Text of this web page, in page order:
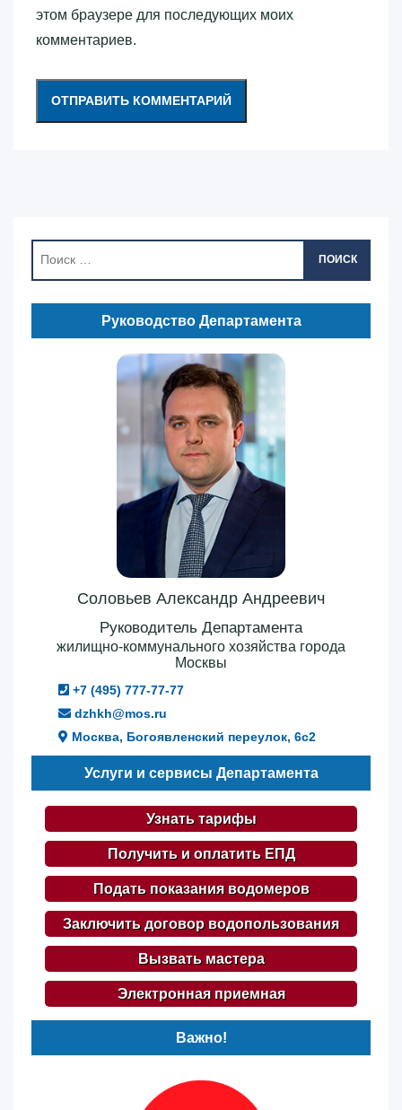
этом браузере для последующих моих
комментариев.
ПОИСК
Руководство Департамента
Соловьев Александр Андреевич
Руководитель Департамента
жилищно-коммунального хозяйства города
Москвы
+7 (495) 777-77-77
dzhkh@mos.ru
Москва, Богоявленский переулок, 6с2
Услуги и сервисы Департамента
Узнать тарифы
Получить и оплатить ЕПД
Подать показания водомеров
Заключить договор водопользования
Вызвать мастера
Электронная приемная
Важно!